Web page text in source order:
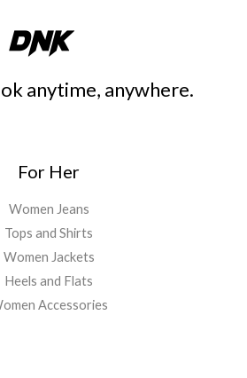
anytime, anywhere.
For Her
Women Jeans
Tops and Shirts
Women Jackets
Heels and Flats
Accessories